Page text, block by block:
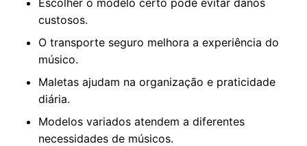
Escolher o modelo certo pode evitar danos
custosos.
O transporte seguro melhora a experiência do
músico.
Maletas ajudam na organização e praticidade
diária.
Modelos variados atendem a diferentes
necessidades de músicos.